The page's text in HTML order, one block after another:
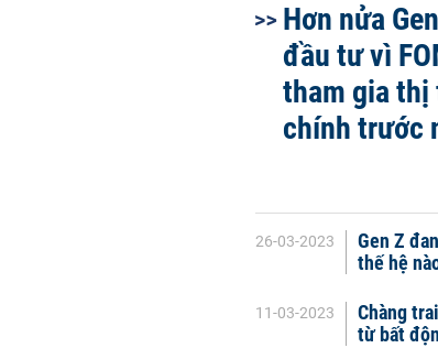
Hơn nửa
đầu tư vì
tham gia
chính trước
26-03-2023
Gen Z
thế hệ
11-03-2023
Chàng
từ bất